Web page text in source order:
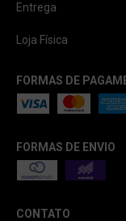
Entrega
Loja Física
FORMAS DE
FORMAS DE ENVIO
CONTATO